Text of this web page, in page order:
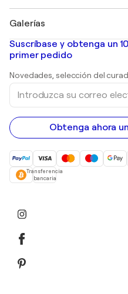
Banksy
Mr. Brainwash
Shepard Fairey
Pinturas abstractas en
pinturas de paisajes
Huellas dactilares
pinturas acrílicas
Galerías
Galerías de arte en España
Suscríbase y obtenga un
primer pedido
Novedades, selección del
Introduzca
correo
electrónico
Obtenga ahora
Transferencia
bancaria